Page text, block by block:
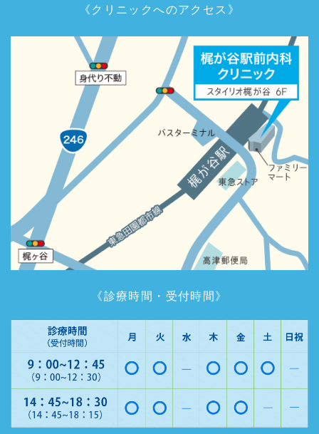
《クリニックへのアクセス》
《診療時間・受付時間》